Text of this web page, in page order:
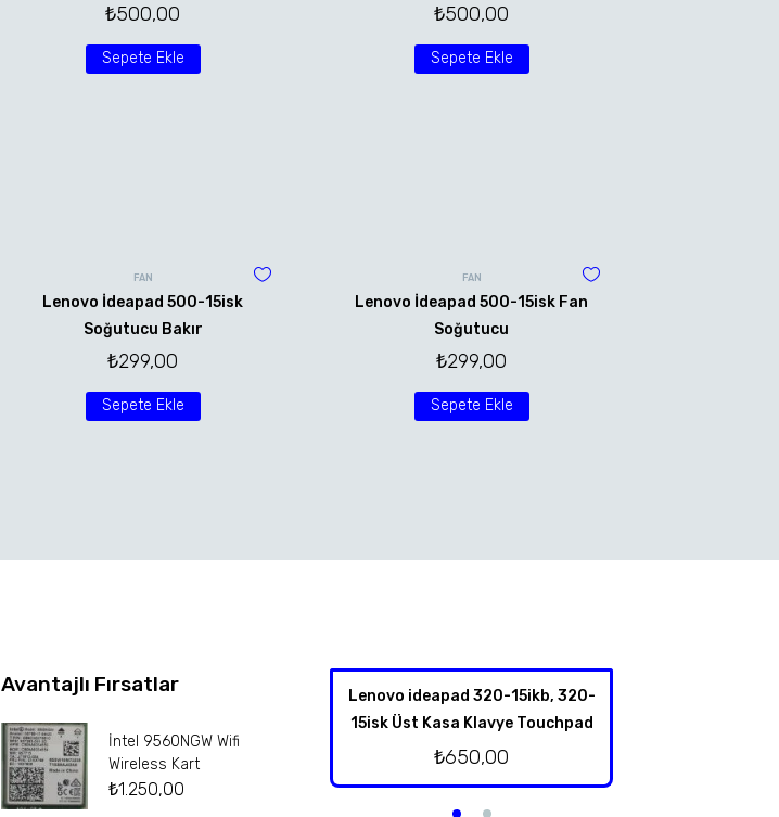
₺500,00
Sepete Ekle
₺500,00
Sepete Ekle
FAN
Lenovo İdeapad 500-15isk
Soğutucu Bakır
₺299,00
Sepete Ekle
FAN
Lenovo İdeapad 500-15isk Fan
Soğutucu
₺299,00
Sepete Ekle
Avantajlı Fırsatlar
İntel 9560NGW Wifi
Wireless Kart
₺1.250,00
Lenovo ideapad 320-15ikb, 320-
15isk Üst Kasa Klavye Touchpad
₺650,00